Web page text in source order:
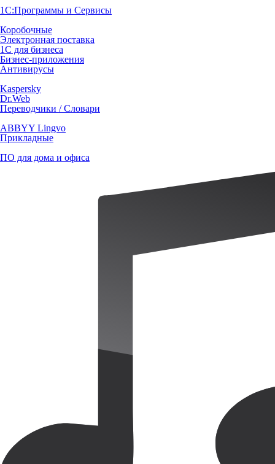
1С:Программы и Сервисы
Коробочные
Электронная поставка
1С для бизнеса
Бизнес-приложения
Антивирусы
Kaspersky
Dr.Web
Переводчики / Словари
ABBYY Lingvo
Прикладные
ПО для дома и офиса